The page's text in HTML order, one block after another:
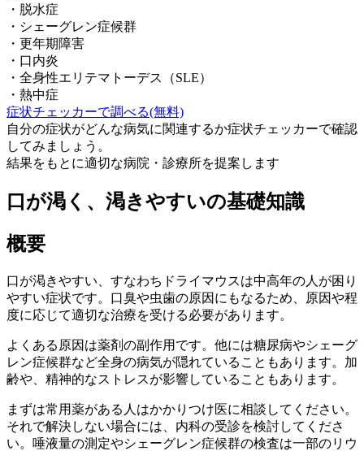
・ 脱水症
・ シェーグレン症候群
・ 更年期障害
・ 口内炎
・ 全身性エリテマトーデス（SLE）
・ 熱中症
症状チェッカーで調べる(無料)
自分の症状がどんな病気に関連するか症状チェッカーで確認
してみましょう。
結果をもとに適切な病院・診療所を提案します
口が渇く、渇きやすいの基礎知識
概要
口が渇きやすい、すなわちドライマウスは中高年の人が困り
やすい症状です。口臭や虫歯の原因にもなるため、原因や程
度に応じて適切な治療を受ける必要があります。
よくある原因は薬剤の副作用です。他には糖尿病やシェーグ
レン症候群など全身の病気が隠れていることもあります。加
齢や、精神的なストレスが影響していることもあります。
まずは常用薬がある人はかかりつけ医に相談してください。
それで解決しない場合には、内科の受診を検討してくださ
い。唾液量の測定やシェーグレン症候群の検査は一部のリウ